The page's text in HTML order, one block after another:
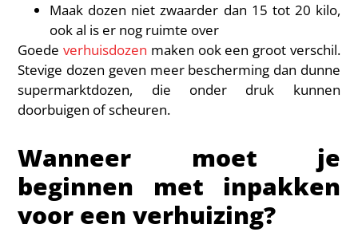
Maak dozen niet zwaarder dan 15 tot 20 kilo,
ook al is er nog ruimte over
Goedeverhuisdozen maken ook een groot verschil.
Stevige dozen geven meer bescherming dan dunne
supermarktdozen, die onder druk kunnen
doorbuigen of scheuren.
Wanneer moet je
beginnen met inpakken
voor een verhuizing?